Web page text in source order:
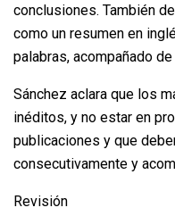
conclusiones. También
como un resumen en
palabras, acompañado
Sánchez aclara que los
inéditos, y no estar en
publicaciones y que
consecutivamente y
Revisión